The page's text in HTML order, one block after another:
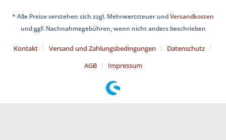
* Alle Preise verstehen sich zzgl. Mehrwertsteuer undVersandkosten
und ggf. Nachnahmegebühren, wenn nicht anders beschrieben
Kontakt Versand und Zahlungsbedingungen
Datenschutz
AGB
Impressum